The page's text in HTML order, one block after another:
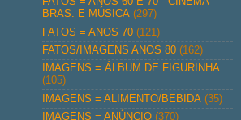
BRAS. E MÚSICA (297)
FATOS = ANOS 70 (121)
FATOS/IMAGENS ANOS 80 (162)
IMAGENS = ÁLBUM DE FIGURINHA
(105)
IMAGENS = ALIMENTO/BEBIDA (35)
IMAGENS = ANÚNCIO (370)